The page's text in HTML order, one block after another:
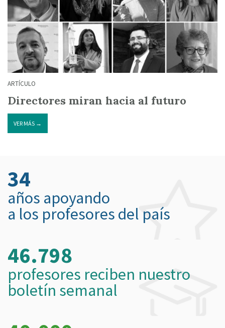
ARTÍCULO
Directores miran hacia al futuro
VER MÁS →
34
años apoyando
a los profesores del país
46.798
profesores reciben nuestro
boletín semanal